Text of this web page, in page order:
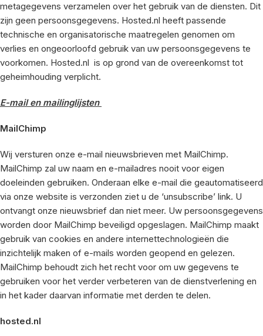
metagegevens verzamelen over het gebruik van de diensten. Dit
zijn geen persoonsgegevens. Hosted.nl heeft passende
technische en organisatorische maatregelen genomen om
verlies en ongeoorloofd gebruik van uw persoonsgegevens te
voorkomen. Hosted.nl is op grond van de overeenkomst tot
geheimhouding verplicht.
E-mail en mailinglijsten
MailChimp
Wij versturen onze e-mail nieuwsbrieven met MailChimp.
MailChimp zal uw naam en e-mailadres nooit voor eigen
doeleinden gebruiken. Onderaan elke e-mail die geautomatiseerd
via onze website is verzonden ziet u de ‘unsubscribe’ link. U
ontvangt onze nieuwsbrief dan niet meer. Uw persoonsgegevens
worden door MailChimp beveiligd opgeslagen. MailChimp maakt
gebruik van cookies en andere internettechnologieën die
inzichtelijk maken of e-mails worden geopend en gelezen.
MailChimp behoudt zich het recht voor om uw gegevens te
gebruiken voor het verder verbeteren van de dienstverlening en
in het kader daarvan informatie met derden te delen.
hosted.nl